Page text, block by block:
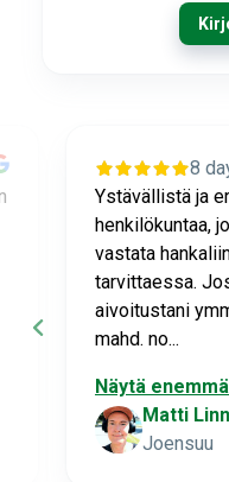
8
Ystävällistä ja
henkilökuntaa,
vastata
tarvittaessa.
aivoitustani
mahd. no...
Näytä
Matti
Joensuu